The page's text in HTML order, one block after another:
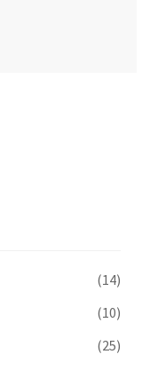
(14)
(10)
(25)